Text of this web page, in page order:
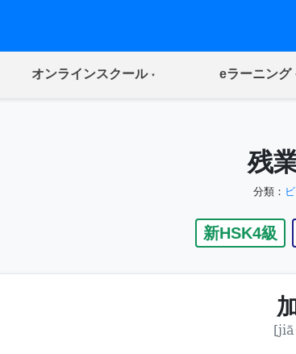
オンラインスクール(current) eラーニング
残
分類：
新HSK4級